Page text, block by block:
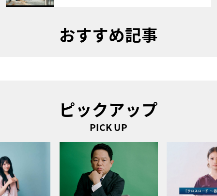
おすすめ記事
ピックアップ
PICK UP